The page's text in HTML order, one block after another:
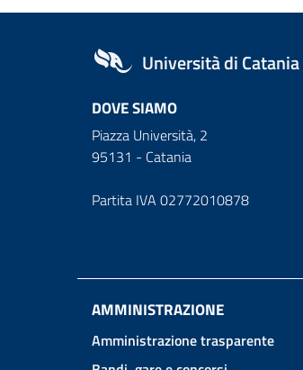
Università di Catania
DOVE SIAMO
Piazza Università, 2
95131 - Catania
Partita IVA 02772010878
AMMINISTRAZIONE
Amministrazione trasparente